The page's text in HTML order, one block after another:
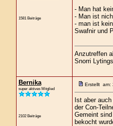
1581 Beiträge
- Man hat
- Man ist
- man ist
Swafnir und
Anzutreffen
Snorri
Bernika
super aktives Mitglied
2102 Beiträge
Erstellt am:
Ist aber
der Con-
Gemeint
bekocht